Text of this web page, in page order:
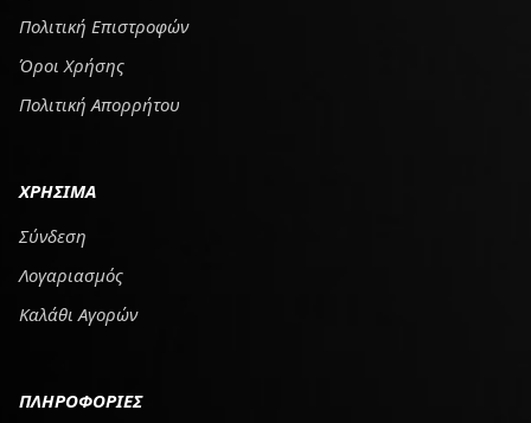
Πολιτική Επιστροφών
Όροι Χρήσης
Πολιτική Απορρήτου
ΧΡΗΣΙΜΑ
Σύνδεση
Λογαριασμός
Καλάθι Αγορών
ΠΛΗΡΟΦΟΡΙΕΣ